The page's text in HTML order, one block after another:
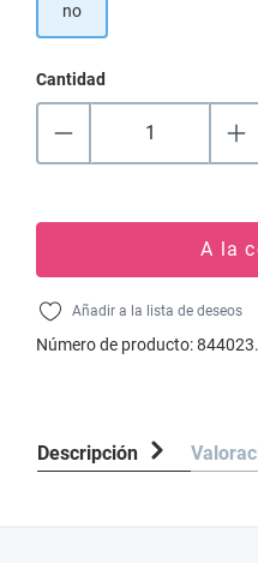
no
Cantidad
A la
Añadir a la lista de deseos
Número de producto:
Descripción